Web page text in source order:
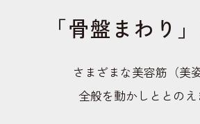
「骨盤まわり
さまざまな美容筋（美
全般を動かしととのえ